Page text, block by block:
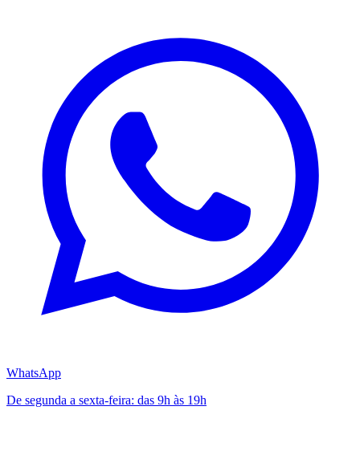
WhatsApp
De segunda a sexta-feira: das 9h às 19h